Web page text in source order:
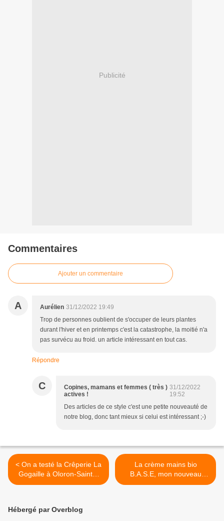
Publicité
Commentaires
Ajouter un commentaire
A Aurélien 31/12/2022 19:49
Trop de personnes oublient de s'occuper de leurs plantes
durant l'hiver et en printemps c'est la catastrophe, la moitié n'a
pas survécu au froid. un article intéressant en tout cas.
Répondre
C
Copines, mamans et femmes ( très )
actives !
31/12/2022
19:52
Des articles de ce style c'est une petite nouveauté de
notre blog, donc tant mieux si celui est intéressant ;-)
< On a testé la Crêperie La
Gogaille à Oloron-Sainte-
Marie
La crème mains bio
B.A.S.E, mon nouveau
chouchou pour l'hiver >
Hébergé par Overblog